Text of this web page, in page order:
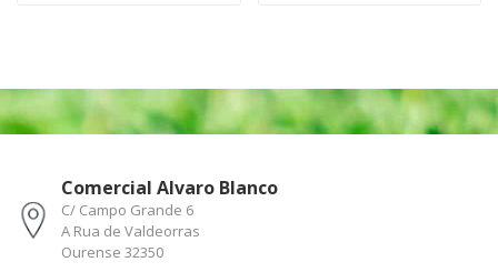
Comercial Alvaro Blanco
C/ Campo Grande 6
A Rua de Valdeorras
Ourense 32350